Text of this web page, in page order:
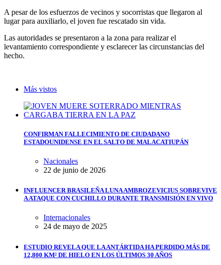
A pesar de los esfuerzos de vecinos y socorristas que llegaron al
lugar para auxiliarlo, el joven fue rescatado sin vida.
Las autoridades se presentaron a la zona para realizar el
levantamiento correspondiente y esclarecer las circunstancias del
hecho.
Más vistos
CONFIRMAN FALLECIMIENTO DE CIUDADANO
ESTADOUNIDENSE EN EL SALTO DE MALACATIUPÁN
Nacionales
22 de junio de 2026
INFLUENCER BRASILEÑA LUNA AMBROZEVICIUS SOBREVIVE
A ATAQUE CON CUCHILLO DURANTE TRANSMISIÓN EN VIVO
Internacionales
24 de mayo de 2025
ESTUDIO REVELA QUE LA ANTÁRTIDA HA PERDIDO MÁS DE
12,800 KM² DE HIELO EN LOS ÚLTIMOS 30 AÑOS